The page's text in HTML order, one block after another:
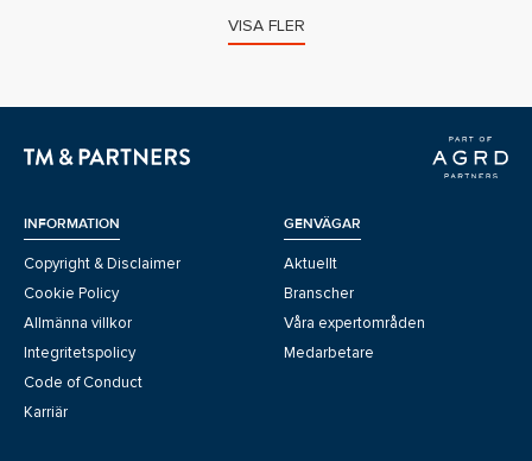
VISA FLER
INFORMATION
Copyright & Disclaimer
Cookie Policy
Allmänna villkor
Integritetspolicy
Code of Conduct
Karriär
GENVÄGAR
Aktuellt
Branscher
Våra expertområden
Medarbetare